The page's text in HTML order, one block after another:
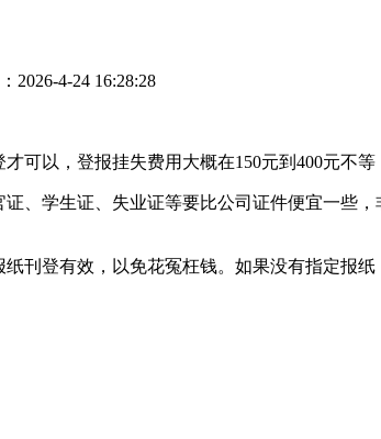
2026-4-24 16:28:28
可以，登报挂失费用大概在150元到400元不
、学生证、失业证等要比公司证件便宜一些
刊登有效，以免花冤枉钱。如果没有指定报纸